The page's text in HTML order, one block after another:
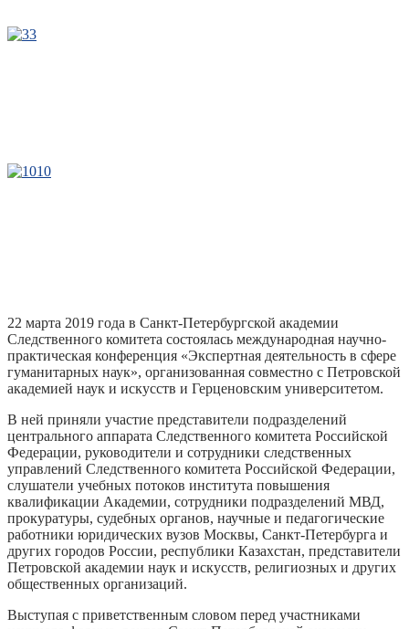
3
10
22 марта 2019 года в Санкт-Петербургской академии
Следственного комитета состоялась международная научно-
практическая конференция «Экспертная деятельность в сфере
гуманитарных наук», организованная совместно с Петровской
академией наук и искусств и Герценовским университетом.
В ней приняли участие представители подразделений
центрального аппарата Следственного комитета Российской
Федерации, руководители и сотрудники следственных
управлений Следственного комитета Российской Федерации,
слушатели учебных потоков института повышения
квалификации Академии, сотрудники подразделений МВД,
прокуратуры, судебных органов, научные и педагогические
работники юридических вузов Москвы, Санкт-Петербурга и
других городов России, республики Казахстан, представители
Петровской академии наук и искусств, религиозных и других
общественных организаций.
Выступая с приветственным словом перед участниками